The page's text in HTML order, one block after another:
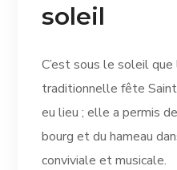
soleil
C’est sous le soleil
traditionnelle fête
eu lieu ; elle a permis
bourg et du hameau
conviviale et musicale.